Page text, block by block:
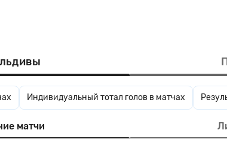
Индивидуальный тотал голов в матчах
матчи